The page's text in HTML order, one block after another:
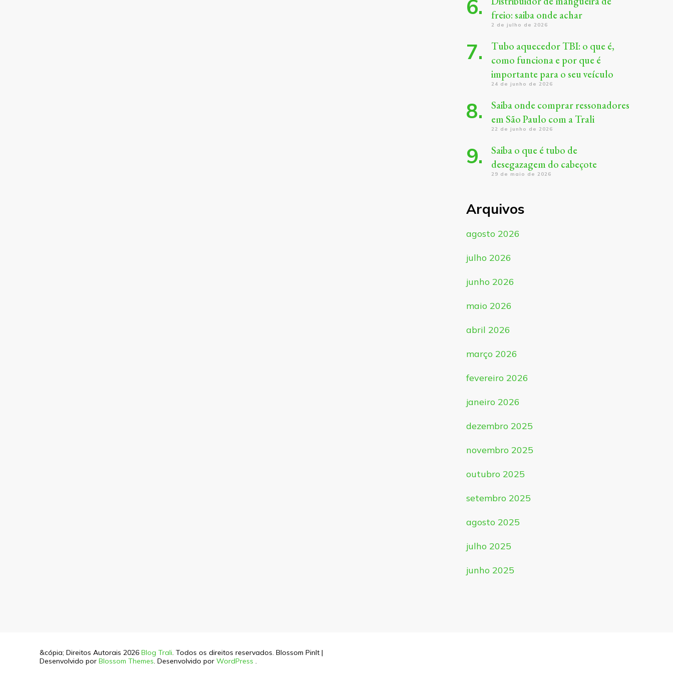
freio: saiba onde achar
2 de julho de 2026
Tubo aquecedor TBI: o que é,
como funciona e por que é
importante para o seu veículo
24 de junho de 2026
Saiba onde comprar ressonadores
em São Paulo com a Trali
22 de junho de 2026
Saiba o que é tubo de
desegazagem do cabeçote
29 de maio de 2026
Arquivos
agosto 2026
julho 2026
junho 2026
maio 2026
abril 2026
março 2026
fevereiro 2026
janeiro 2026
dezembro 2025
novembro 2025
outubro 2025
setembro 2025
agosto 2025
julho 2025
junho 2025
&cópia; Direitos Autorais 2026 Blog Trali. Todos os direitos reservados. Blossom PinIt |
Desenvolvido por Blossom Themes. Desenvolvido por WordPress .